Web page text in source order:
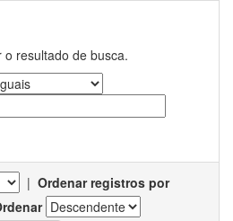
resultado de busca.
| Ordenar registros por